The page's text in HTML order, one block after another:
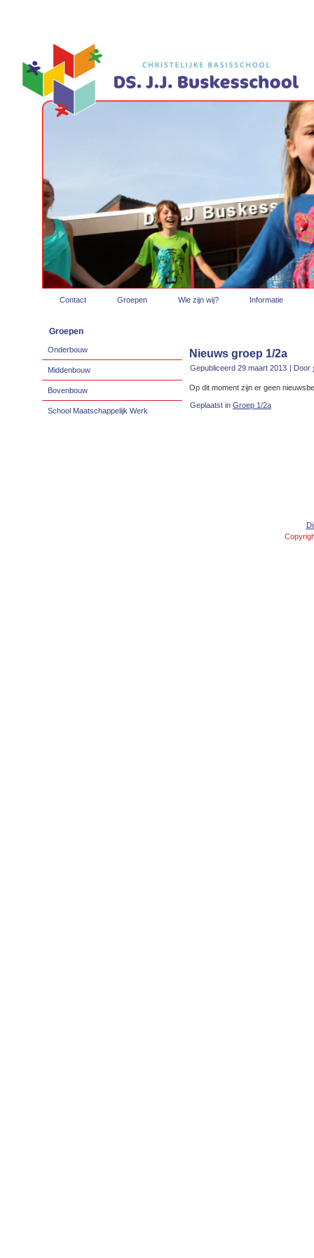
Contact Groepen Wie zijn wij? Informatie
Groepen
Onderbouw
Middenbouw
Bovenbouw
School Maatschappelijk Werk
Nieuws groep 1/2a
Gepubliceerd 29 maart 2013 | Door
Op dit moment zijn er geen
Geplaatst in Groep 1/2a